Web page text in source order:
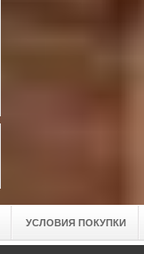
УСЛОВИЯ ПОКУПКИ